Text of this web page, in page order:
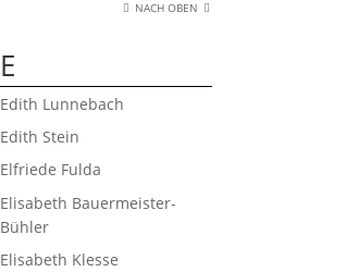
NACH OBEN
E
Edith Lunnebach
Edith Stein
Elfriede Fulda
Elisabeth Bauermeister-
Bühler
Elisabeth Klesse